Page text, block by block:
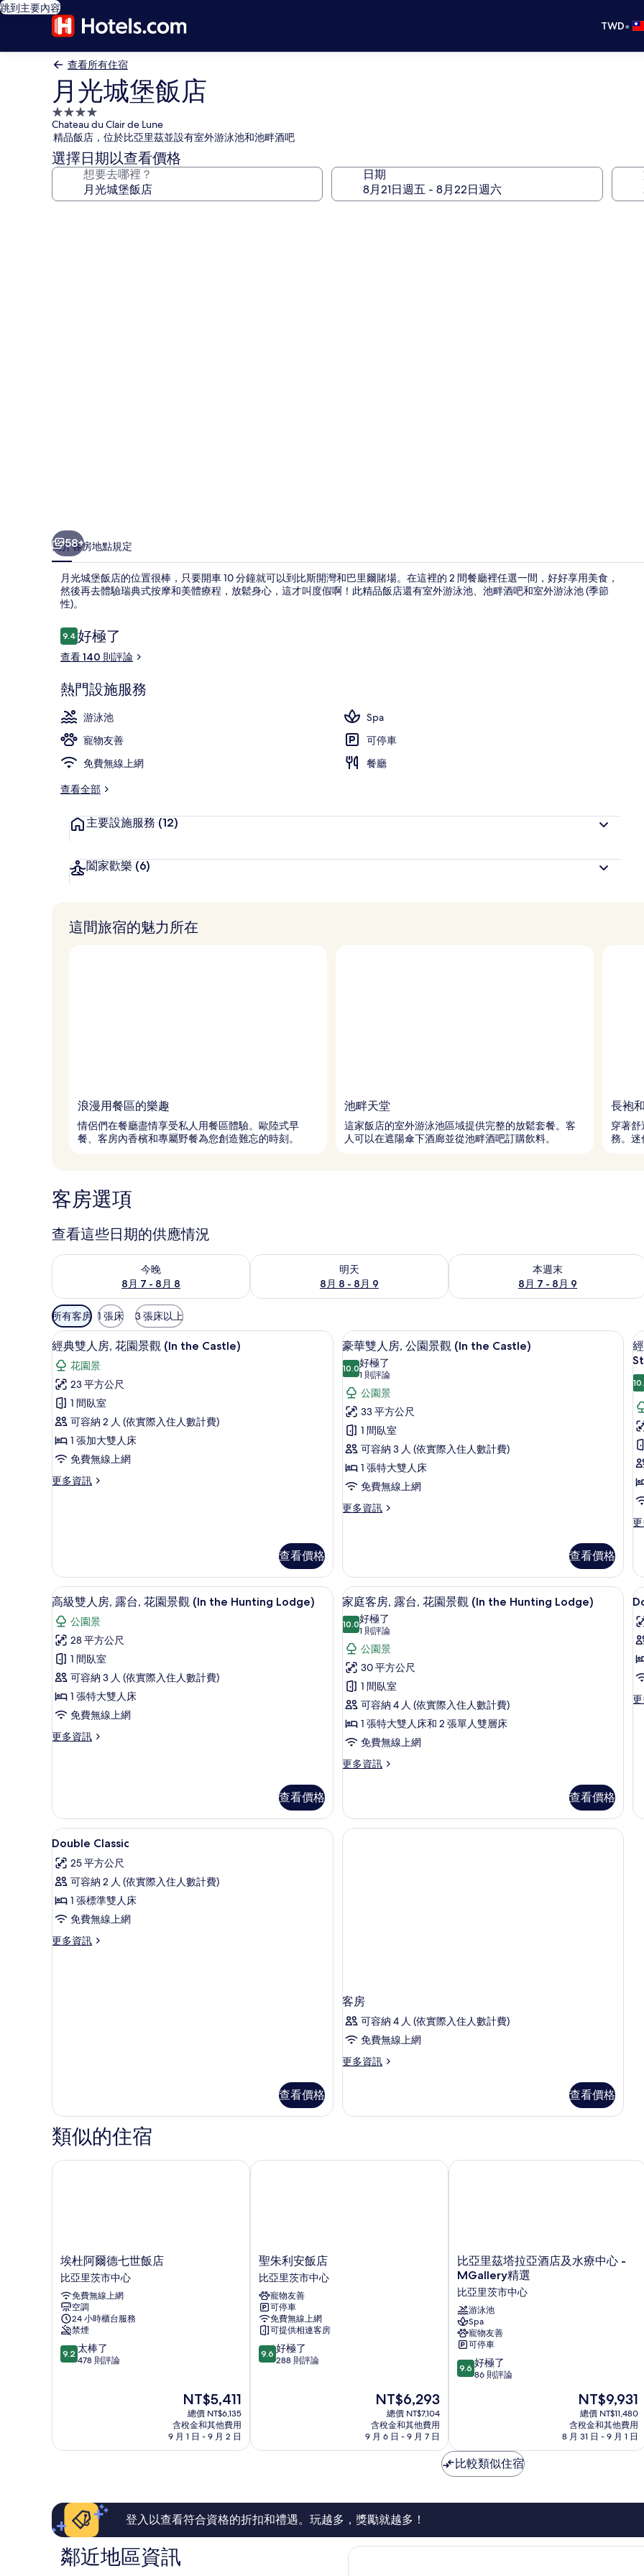
跳到主要內容
TWD•
查看所有住宿
月光城堡飯店
4.0
星
級
住
宿
Chateau du Clair de Lune
精品飯店，位於比亞里茲並設有室外游泳池和池畔酒吧
選擇日期以查看價格
想要去哪裡？ 日期
58+
簡介客房地點規定
月光城堡飯店的位置很棒，只要開車 10 分鐘就可以到比斯開灣和巴里爾賭場。在這裡的 2 間餐廳裡任選一間，好好享用美食，
然後再去體驗瑞典式按摩和美體療程，放鬆身心，這才叫度假啊！此精品飯店還有室外游泳池、池畔酒吧和室外游泳池 (季節
性)。
評
論
9.49.4 分，滿分 10 分，
好極了
查看 140 則評論
熱門設施服務
游泳池
Spa
寵物友善
可停車
免費無線上網
餐廳
查看全部
主要設施服務 (12)
闔家歡樂 (6)
這間旅宿的魅力所在
浪漫用餐區的樂趣
情侶們在餐廳盡情享受私人用餐區體驗。歐陸式早
餐、客房內香檳和專屬野餐為您創造難忘的時刻。
池畔天堂
這家飯店的室外游泳池區域提供完整的放鬆套餐。客
人可以在遮陽傘下酒廊並從池畔酒吧訂購飲料。
長袍
穿著
務。迷
客房選項
查看這些日期的供應情況
今晚
8月 7 - 8月 8
查看今晚 (8月 7 - 8月 8) 的供應情況
明天
8月 8 - 8月 9
查看明天 (8月 8 - 8月 9) 的供應情況
本週末
8月 7 - 8月 9
查看本週末 (8月 7 - 8月 9) 的供應情況
可
用
的
客
房
篩
選
條
件
所有客房 1 張床 3 張床以上
顯
示
經
典
雙
人
房,
園
Castle)
的
所
有
相
片
經典雙人房, 花園景觀 (In the Castle) | 高級寢具、舒適加層、迷你吧、客房內保險箱
5
經典雙人房, 花園景觀 (In the Castle)
花園景
23 平方公尺
1 間臥室
可容納 2 人 (依實際入住人數計費)
1 張加大雙人床
免費無線上網
更多資訊
更
花
景
觀
(In
the
Castle)
的
詳
查看價格
顯
示
豪
華
雙
人
房,
公
園
景
Castle)
的
所
有
相
片
高級寢具、舒適加層、迷你吧、客房內
8
豪華雙人房, 公園景觀 (In the Castle)
10.010.0 分，滿分 10 分
好極了
1 則評論
(1
則
評
論)
公園景
33 平方公尺
1 間臥室
可容納 3 人 (依實際入住人數計費)
1 張特大雙人床
免費無線上網
更多資訊
更
人
房,
公
園
景
觀
(In
the
Castle)
的
詳
查看價格
顯
更
雙
人
房,
台,
花
景
觀
顯
示
高
級
雙
人
房,
台,
觀
(In
the
Hunting
Lodge)
的
所
有
高級雙人房, 露台, 花園景觀 (In the Hunting Lodge) | 高級寢具、舒適加層、迷你吧、客房內保險箱
5
高級雙人房, 露台, 花園景觀 (In the Hunting Lodge)
公園景
28 平方公尺
1 間臥室
可容納 3 人 (依實際入住人數計費)
1 張特大雙人床
免費無線上網
更多資訊
更
房,
露
台,
園
景
(In
the
Lodge)
查看價格
顯
示
家
庭
客
房,
露
台,
花
園
(In
the
家庭客房, 露台, 花園景觀 (In the
6
家庭客房, 露台, 花園景觀 (In the Hunting Lodge)
10.010.0 分，滿分 10 分
好極了
1 則評論
(1
則
評
論)
公園景
30 平方公尺
1 間臥室
可容納 4 人 (依實際入住人數計費)
1 張特大雙人床和 2 張單人雙層床
免費無線上網
更多資訊
更
客
房,
露
情
查看價格
顯
更
顯
示
Double
Classic
的
所
有
高級寢具、舒適加層、迷你吧、客房內保險箱
3
Double Classic
25 平方公尺
可容納 2 人 (依實際入住人數計費)
1 張標準雙人床
免費無線上網
更多資訊
更
查看價格
客房
可容納 4 人 (依實際入住人數計費)
免費無線上網
更多資訊
更
的
查看價格
類似的住宿
埃
杜
阿
爾
德
七
世
飯
店
心
埃杜阿爾德七世飯店
比亞里茨市中心
免費無線上網
空調
24 小時櫃台服務
禁煙
9.2
分，
了，
論
9.2 太棒了
478 則評論
現
在
價
格
為
NT$5,411
總價 NT$6,135
含稅金和其他費用
9 月 1 日 - 9 月 2 日
埃杜阿爾德七世飯店
聖
朱
利
安
飯
店
比
亞
里
聖朱利安飯店
比亞里茨市中心
寵物友善
可停車
免費無線上網
可提供相連客房
9.6
分，
了，
論
9.6 好極了
288 則評論
現
價
格
為
NT$6,293
總價 NT$7,104
含稅金和其他費用
9 月 6 日 - 9 月 7 日
聖朱利安飯店
比
亞
里
茲
塔
拉
亞
酒
店
及
MGallery
精
選
亞
市
比亞里茲塔拉亞酒店及水療中心 -
MGallery精選
比亞里茨市中心
游泳池
Spa
寵物友善
可停車
9.6
分，
極
了，
86
評
9.6 好極了
86 則評論
現
在
價
格
為
NT$9,931
總價 NT$11,480
含稅金和其他費用
8 月 31 日 - 9 月 1 日
比亞里茲塔拉亞酒店及水療中心 -
比較類似住宿
登入以查看符合資格的折扣和禮遇。玩越多，獎勵就越多！
鄰近地區資訊